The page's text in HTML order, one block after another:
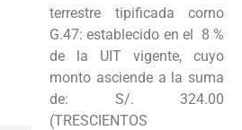
terrestre tipificada corno
G.47: establecido en el 8 %
de la UIT vigente, cuyo
monto asciende a la suma
de: S/. 324.00
(TRESCIENTOS